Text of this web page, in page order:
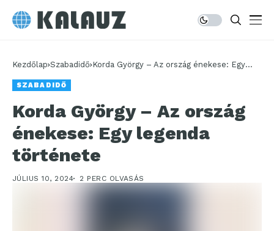
Kezdőlap Szabadidő Korda György – Az ország énekese: Egy
SZABADIDŐ
Korda György – Az ország
énekese: Egy legenda
története
JÚLIUS 10, 2024 2 PERC OLVASÁS